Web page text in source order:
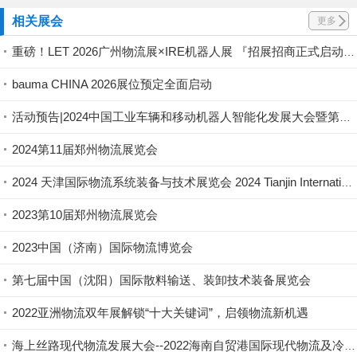
相关展会 更多
bauma CHINA 2026展位预定全面启动
2024第11届郑州物流展览会
2023第10届郑州物流展览会
2023中国（济南）国际物流博览会
第七届中国（沈阳）国际散料输送、装卸技术装备展览会
2022亚洲物流双年展解锁“十大关键词”，启领物流新机遇